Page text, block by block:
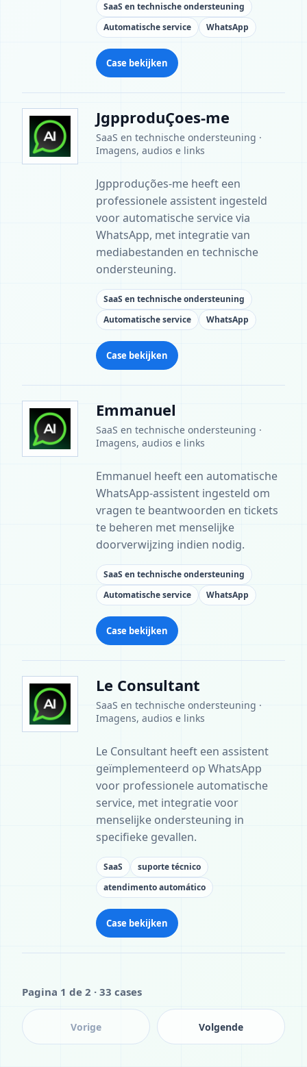
SaaS en technische ondersteuning
Automatische service
WhatsApp
Case bekijken
JgpproduÇoes-me
SaaS en technische ondersteuning ·
Imagens, audios e links
Jgpproduções-me heeft een
professionele assistent ingesteld
voor automatische service via
WhatsApp, met integratie van
mediabestanden en technische
ondersteuning.
SaaS en technische ondersteuning
Automatische service
WhatsApp
Case bekijken
Emmanuel
SaaS en technische ondersteuning ·
Imagens, audios e links
Emmanuel heeft een automatische
WhatsApp-assistent ingesteld om
vragen te beantwoorden en tickets
te beheren met menselijke
doorverwijzing indien nodig.
SaaS en technische ondersteuning
Automatische service
WhatsApp
Case bekijken
Le Consultant
SaaS en technische ondersteuning ·
Imagens, audios e links
Le Consultant heeft een assistent
geïmplementeerd op WhatsApp
voor professionele automatische
service, met integratie voor
menselijke ondersteuning in
specifieke gevallen.
SaaS
suporte técnico
atendimento automático
Case bekijken
Pagina 1 de 2 · 33 cases
Vorige Volgende